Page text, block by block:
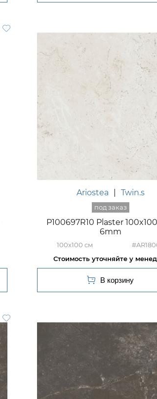
Ariostea Twin.s
P100697R10 Plaster
6mm
100x100